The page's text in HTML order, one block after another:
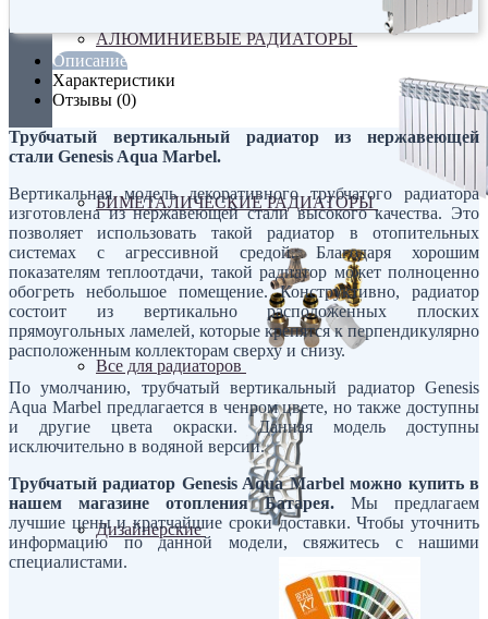
АЛЮМИНИЕВЫЕ РАДИАТОРЫ
БИМЕТАЛИЧЕСКИЕ РАДИАТОРЫ
Все для радиаторов
Дизайнерские
Описание
Характеристики
Отзывы (0)
Трубчатый вертикальный радиатор из нержавеющей
стали Genesis Aqua Marbel.
Вертикальная модель декоративного трубчатого радиатора
изготовлена из нержавеющей стали высокого качества. Это
позволяет использовать такой радиатор в отопительных
системах с агрессивной средой. Благодаря хорошим
показателям теплоотдачи, такой радиатор может полноценно
обогреть небольшое помещение. Конструктивно, радиатор
состоит из вертикально расположенных плоских
прямоугольных ламелей, которые крепятся к перпендикулярно
расположенным коллекторам сверху и снизу.
По умолчанию, трубчатый вертикальный радиатор Genesis
Aqua Marbel предлагается в ченром цвете, но также доступны
и другие цвета окраски. Данная модель доступны
исключительно в водяной версии.
Трубчатый радиатор Genesis Aqua Marbel можно купить в
нашем магазине отопления Батарея. Мы предлагаем
лучшие цены и кратчайшие сроки доставки. Чтобы уточнить
информацию по данной модели, свяжитесь с нашими
специалистами.